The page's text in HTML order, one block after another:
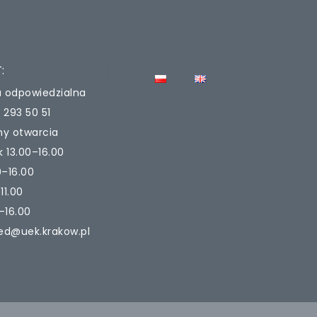
odpowiedzialna
50 51
otwarcia
13.00–16.00